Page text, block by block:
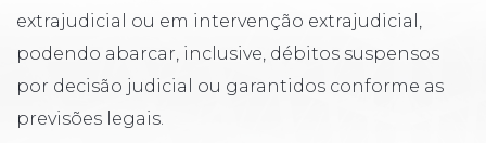
extrajudicial ou em intervenção extrajudicial,
podendo abarcar, inclusive, débitos suspensos
por decisão judicial ou garantidos conforme as
previsões legais.